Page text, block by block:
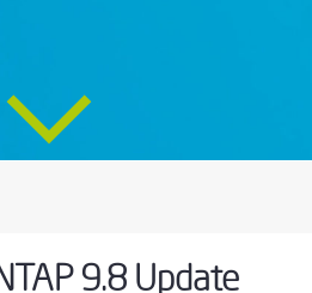
9.8 Update